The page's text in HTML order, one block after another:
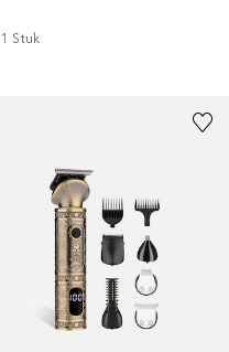
1 Stuk